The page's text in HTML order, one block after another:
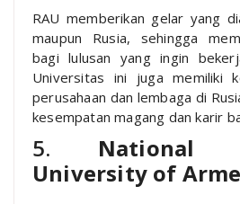
RAU memberikan gelar yang
maupun Rusia, sehingga
bagi lulusan yang ingin
Universitas ini juga memiliki
perusahaan dan lembaga di
kesempatan magang dan karir
5. National
University of